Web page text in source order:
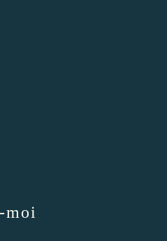
moi